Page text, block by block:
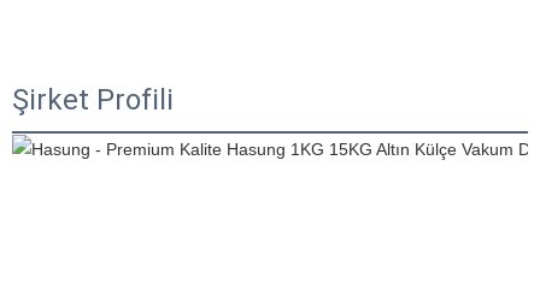
Şirket Profili